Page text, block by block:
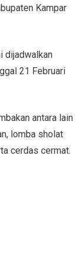
Kampar
dijadwalkan
21 Februari
antara lain
lomba sholat
cerdas cermat.